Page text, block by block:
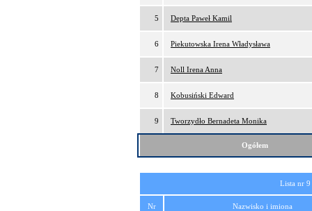
5 Depta Paweł Kamil
6 Piekutowska Irena Władysława
7 Noll Irena Anna
8 Kobusiński Edward
9 Tworzydło Bernadeta Monika
Ogółem
Lista nr
Nr Nazwisko i imiona